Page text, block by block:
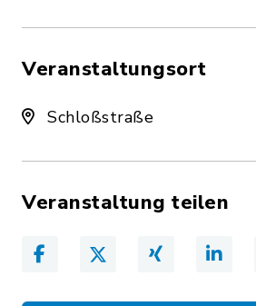
Veranstaltungsort
Schloßstraße
Veranstaltung teilen